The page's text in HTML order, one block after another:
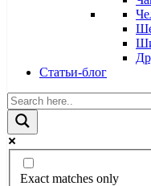
Статьи-блог
Exact matches only